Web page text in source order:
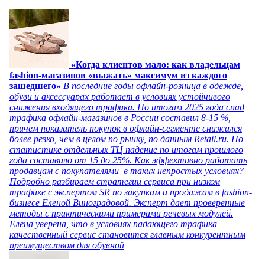
«Когда клиентов мало: как владельцам
fashion-магазинов «выжать» максимум из каждого
зашедшего» В последние годы офлайн-розница в одежде,
обуви и аксессуарах работает в условиях устойчивого
снижения входящего трафика. По итогам 2025 года спад
трафика офлайн-магазинов в России составил 8-15 %,
причем показатель покупок в офлайн-сегменте снижался
более резко, чем в целом по рынку, по данным Retail.ru. По
статистике отдельных ТЦ падение по итогам прошлого
года составило от 15 до 25%. Как эффективно работать
продавцам с покупателями в таких непростых условиях?
Подробно разбираем стратегии сервиса при низком
трафике с экспертом SR по закупкам и продажам в fashion-
бизнесе Еленой Виноградовой. Эксперт дает проверенные
методы с практическими примерами речевых модулей.
Елена уверена, что в условиях падающего трафика
качественный сервис становится главным конкурентным
преимуществом для обувной